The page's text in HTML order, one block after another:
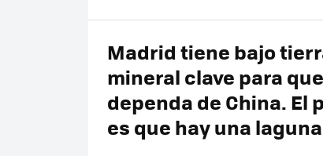
Madrid tiene bajo
mineral clave para
dependa de China. El
es que hay una